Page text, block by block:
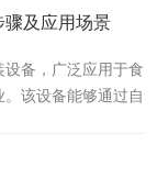
口...
：1.1物品放置首
1.2真空抽气接下
内的空气抽出，形
骤及应用场景
备，广泛应用于食
该设备能够通过自
于大批量生产的企